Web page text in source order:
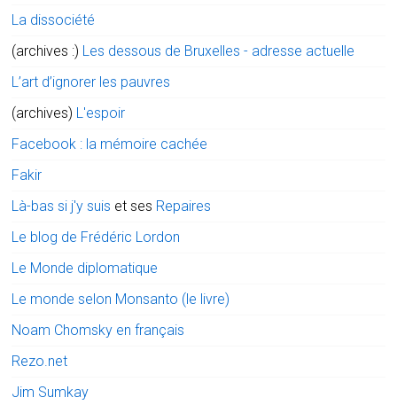
La dissociété
(archives :) Les dessous de Bruxelles - adresse actuelle
L’art d’ignorer les pauvres
(archives) L'espoir
Facebook : la mémoire cachée
Fakir
Là-bas si j'y suis et ses Repaires
Le blog de Frédéric Lordon
Le Monde diplomatique
Le monde selon Monsanto (le livre)
Noam Chomsky en français
Rezo.net
Jim Sumkay